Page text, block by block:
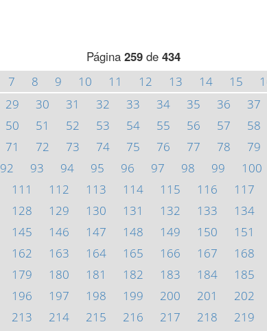
Página 259de 434
7 8 9 10 11 12 13 14 15
29 30 31 32 33 34 35 36 37
50 51 52 53 54 55 56 57 58
71 72 73 74 75 76 77 78 79
92 93 94 95 96 97 98 99 100
111 112 113 114 115 116 117
128 129 130 131 132 133 134
145 146 147 148 149 150 151
162 163 164 165 166 167 168
179 180 181 182 183 184 185
196 197 198 199 200 201 202
213 214 215 216 217 218 219